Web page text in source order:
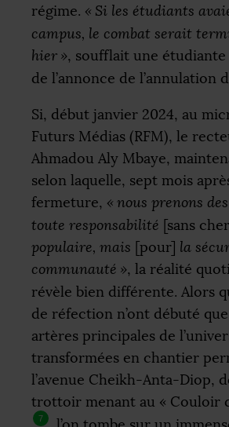
régime. « Si les étudiants
campus, le combat serait
hier », soufflait une étudiante
de l’annonce de l’annulation
Si, début janvier 2024, au
Futurs Médias (RFM), le
Ahmadou Aly Mbaye,
selon laquelle, sept mois
fermeture, « nous prenons
toute responsabilité [sans
populaire, mais [pour] la
communauté », la réalité
révèle bien différente. Alors
de réfection n’ont débuté
artères principales de
transformées en chantier
l’avenue Cheikh-Anta-Diop,
trottoir menant au « Couloir
7